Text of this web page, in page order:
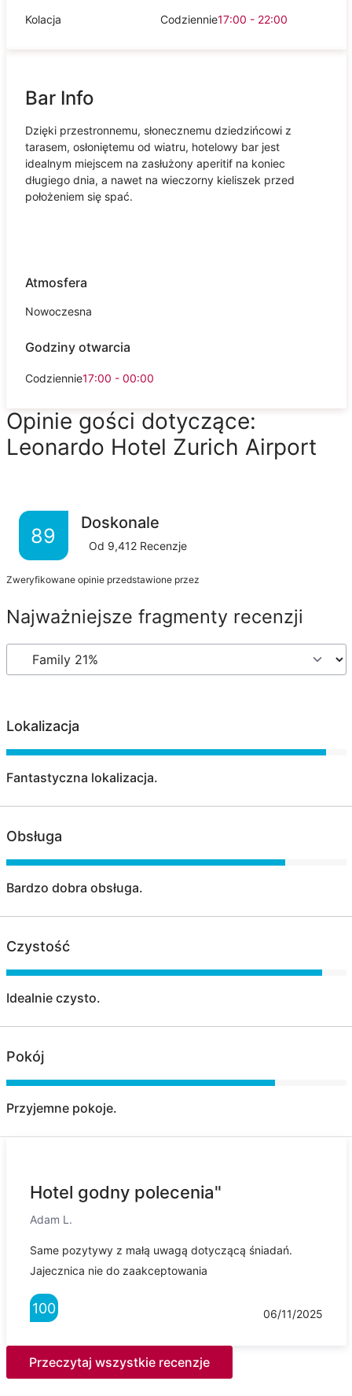
Kolacja Codziennie17:00 - 22:00
Bar Info
Dzięki przestronnemu, słonecznemu dziedzińcowi z
tarasem, osłoniętemu od wiatru, hotelowy bar jest
idealnym miejscem na zasłużony aperitif na koniec
długiego dnia, a nawet na wieczorny kieliszek przed
położeniem się spać.
Atmosfera
Nowoczesna
Godziny otwarcia
Codziennie17:00 - 00:00
Opinie gości dotyczące:
Leonardo Hotel Zurich Airport
89
Doskonale
Od 9,412 Recenzje
Zweryfikowane opinie przedstawione przez
Najważniejsze fragmenty recenzji
Lokalizacja
Fantastyczna lokalizacja.
Obsługa
Bardzo dobra obsługa.
Czystość
Idealnie czysto.
Pokój
Przyjemne pokoje.
Hotel godny polecenia"
Adam L.
Same pozytywy z małą uwagą dotyczącą śniadań.
Jajecznica nie do zaakceptowania
100 06/11/2025
Przeczytaj wszystkie recenzje